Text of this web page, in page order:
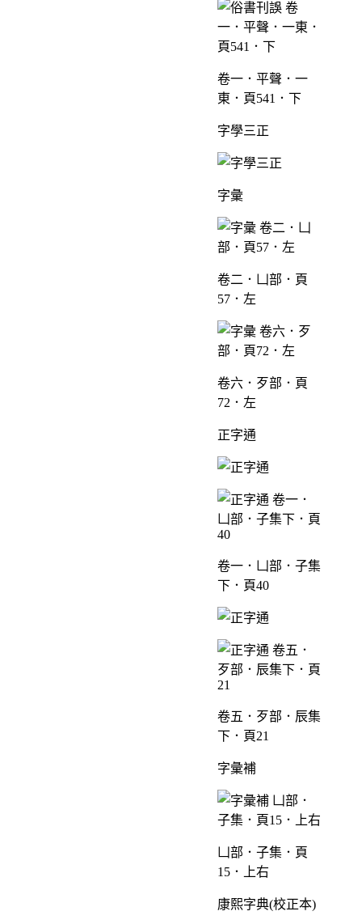
卷一．平聲．一
東．頁541．下
字學三正
字彙
卷二．凵部．頁
57．左
卷六．歹部．頁
72．左
正字通
卷一．凵部．子集
下．頁40
卷五．歹部．辰集
下．頁21
字彙補
凵部．子集．頁
15．上右
康熙字典(校正本)